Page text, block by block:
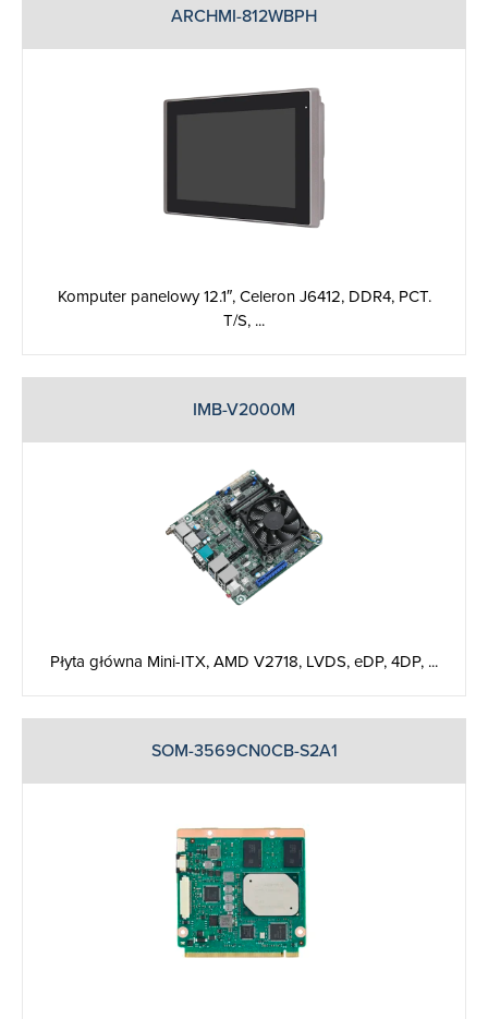
ARCHMI-812WBPH
Komputer panelowy 12.1″, Celeron J6412, DDR4, PCT.
T/S, ...
IMB-V2000M
Płyta główna Mini-ITX, AMD V2718, LVDS, eDP, 4DP, ...
SOM-3569CN0CB-S2A1